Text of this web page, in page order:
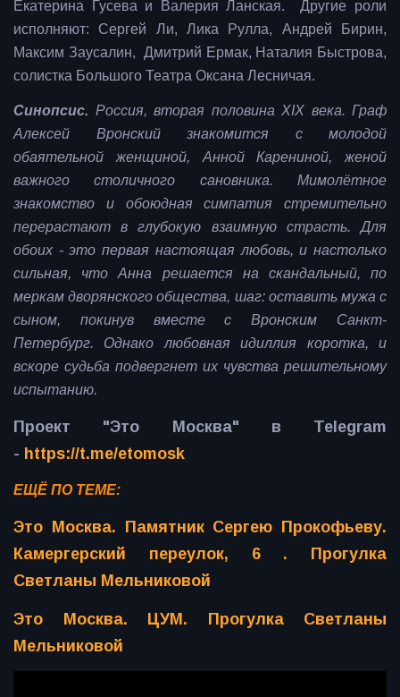
Екатерина Гусева и Валерия Ланская. Другие роли
исполняют: Сергей Ли, Лика Рулла, Андрей Бирин,
Максим Заусалин, Дмитрий Ермак, Наталия Быстрова,
солистка Большого Театра Оксана Лесничая.
Синопсис. Россия, вторая половина ХIХ века. Граф
Алексей Вронский знакомится с молодой
обаятельной женщиной, Анной Карениной, женой
важного столичного сановника. Мимолётное
знакомство и обоюдная симпатия стремительно
перерастают в глубокую взаимную страсть. Для
обоих - это первая настоящая любовь, и настолько
сильная, что Анна решается на скандальный, по
меркам дворянского общества, шаг: оставить мужа с
сыном, покинув вместе с Вронским Санкт-
Петербург. Однако любовная идиллия коротка, и
вскоре судьба подвергнет их чувства решительному
испытанию.
Проект "Это Москва" в Telegram
- https://t.me/etomosk
ЕЩЁ ПО ТЕМЕ:
Это Москва. Памятник Сергею Прокофьеву.
Камергерский переулок, 6 . Прогулка
Светланы Мельниковой
Это Москва. ЦУМ. Прогулка Светланы
Мельниковой